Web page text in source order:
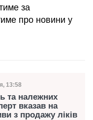
за
про новини у
13:58
та належних
вказав на
з продажу ліків